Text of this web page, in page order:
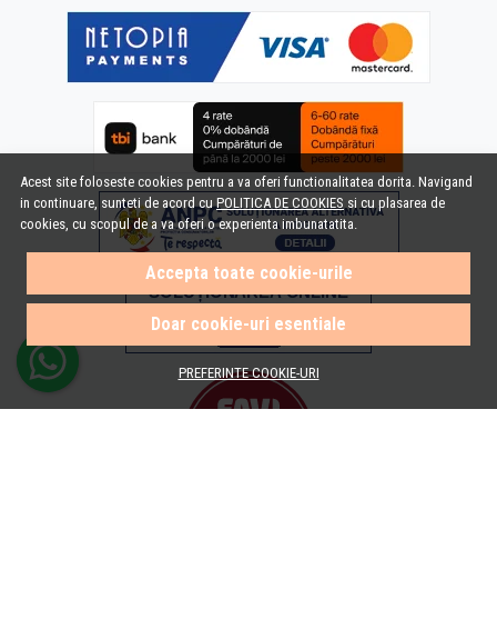
Acest site foloseste cookies pentru a va oferi functionalitatea dorita. Navigand
in continuare, sunteti de acord cuPOLITICA DE COOKIES si cu plasarea de
cookies, cu scopul de a va oferi o experienta imbunatatita.
Accepta toate cookie-urile
Doar cookie-uri esentiale
PREFERINTE COOKIE-URI